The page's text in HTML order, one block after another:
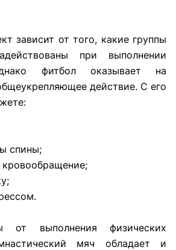
зависит от того, какие группы
при выполнении
фитбол оказывает на
действие. С его
спины;
от выполнения физических
мяч обладает и